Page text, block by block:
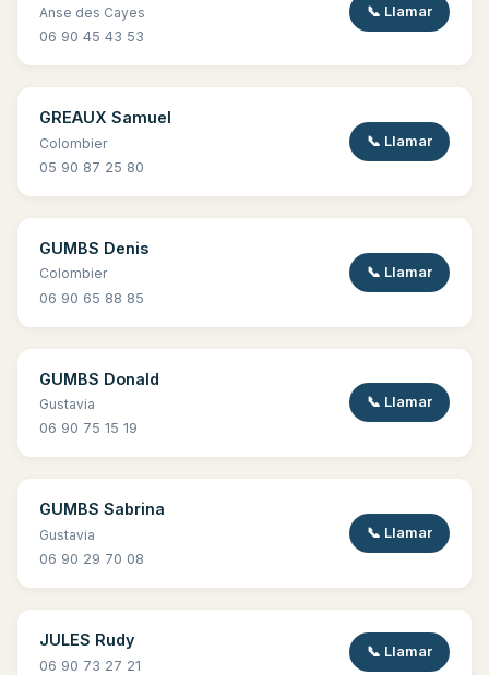
Anse des Cayes
06 90 45 43 53
📞 Llamar
GREAUX Samuel
Colombier
05 90 87 25 80
📞 Llamar
GUMBS Denis
Colombier
06 90 65 88 85
📞 Llamar
GUMBS Donald
Gustavia
06 90 75 15 19
📞 Llamar
GUMBS Sabrina
Gustavia
06 90 29 70 08
📞 Llamar
JULES Rudy
06 90 73 27 21
📞 Llamar